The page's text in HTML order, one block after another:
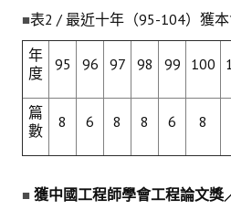
■表2 / 最近十年（95-104）獲
年
度
95 96 97 98 99 100
篇
數
8 6 8 8 6 8
■ 獲中國工程師學會工程論文獎